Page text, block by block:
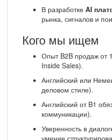
В разработке AI
рынка, сигналов и
Кого мы ищем
Опыт B2B продаж от
Inside Sales).
Английский или
деловом стиле).
Английский от B1
коммуникации).
Уверенность в
умение